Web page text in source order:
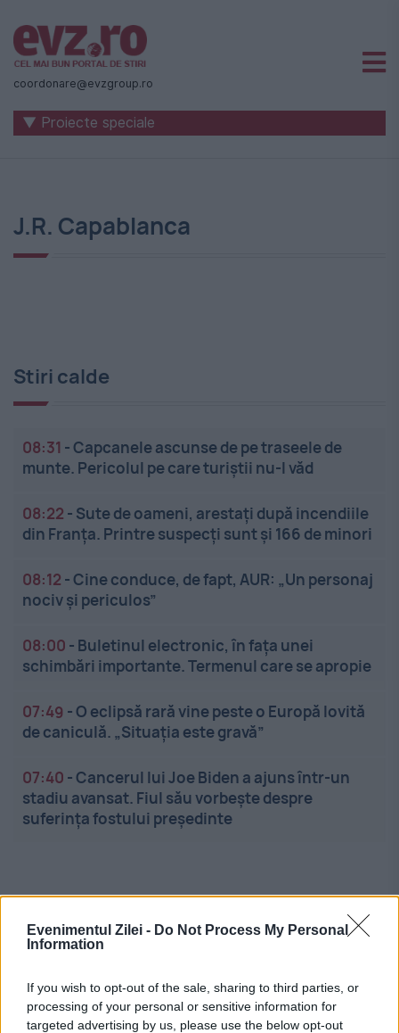
Evenimentul Zilei - Do Not Process My Personal
Information
If you wish to opt-out of the sale, sharing to third parties, or
processing of your personal or sensitive information for
targeted advertising by us, please use the below opt-out
Știri
naționale
internaționale
-
Evenimentul
coordonare@evzgroup.ro
▼ Proiecte speciale
J.R. Capablanca
Stiri calde
08:31 -Capcanele ascunse de pe traseele de
munte. Pericolul pe care turiștii nu-l văd
08:22 - Sute de oameni, arestați după incendiile
din Franța. Printre suspecți sunt și 166 de minori
08:12 -Cine conduce, de fapt, AUR: „Un personaj
nociv și periculos”
08:00 - Buletinul electronic, în fața unei
schimbări importante. Termenul care se apropie
07:49 -O eclipsă rară vine peste o Europă lovită
de caniculă. „Situația este gravă”
07:40 -Cancerul lui Joe Biden a ajuns într-un
stadiu avansat. Fiul său vorbește despre
suferința fostului președinte
Linkuri utile